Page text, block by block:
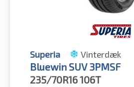
Superia Vinterdæk
Bluewin SUV 3PMSF
235/70R16106T